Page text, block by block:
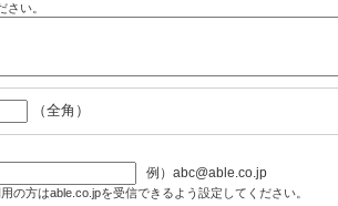
い。
（全角）
例）abc@able.co.jp
の方はable.co.jpを受信できるよう設定してください。